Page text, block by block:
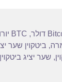
, BTC יורו
, ביטקוין שער
, שער יציג ביטקוין